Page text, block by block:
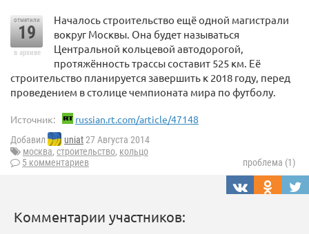
отметили
19
в архиве
Началось строительство ещё одной магистрали
вокруг Москвы. Она будет называться
Центральной кольцевой автодорогой,
протяжённость трассы составит 525 км. Её
строительство планируется завершить к 2018 году, перед
проведением в столице чемпионата мира по футболу.
Источник: russian.rt.com/article/47148
Добавил uniat27 Августа 2014
москва, строительство, кольцо
5 комментариев
проблема (1)
Комментарии участников: